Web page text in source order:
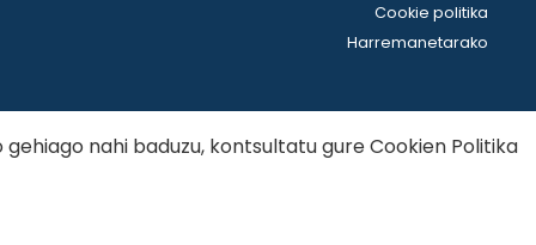
Cookie politika
Harremanetarako
nahi baduzu, kontsultatu gureCookien Politika